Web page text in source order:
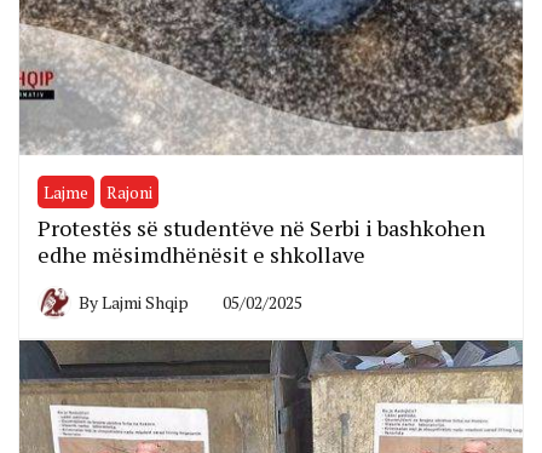
Lajme Rajoni
Protestës së studentëve në Serbi i bashkohen
edhe mësimdhënësit e shkollave
ByLajmi Shqip 05/02/2025